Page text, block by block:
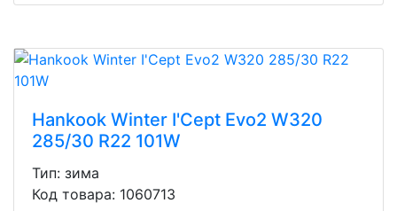
Hankook Winter I'Cept Evo2 W320
285/30 R22 101W
Тип: зима
Код товара: 1060713